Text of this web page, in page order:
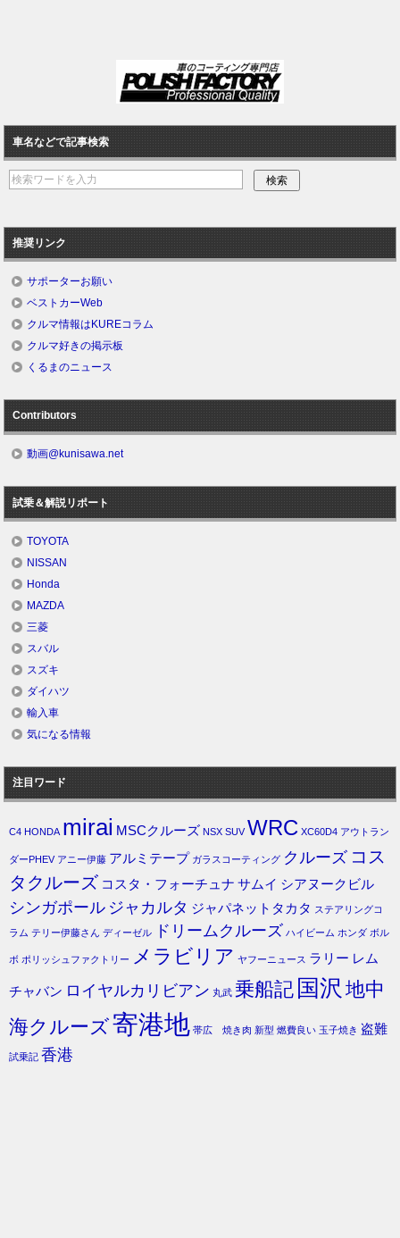
車名などで記事検索
推奨リンク
サポーターお願い
ベストカーWeb
クルマ情報はKUREコラム
クルマ好きの掲示板
くるまのニュース
Contributors
動画@kunisawa.net
試乗＆解説リポート
TOYOTA
NISSAN
Honda
MAZDA
三菱
スバル
スズキ
ダイハツ
輸入車
気になる情報
注目ワード
C4 HONDA mirai MSCクルーズ NSX SUV WRC XC60D4 アウトラン
ダーPHEV アニー伊藤 アルミテープ ガラスコーティング クルーズ コス
タクルーズ コスタ・フォーチュナ サムイ シアヌークビル
シンガポール ジャカルタ ジャパネットタカタ ステアリングコ
ラム テリー伊藤さん ディーゼル ドリームクルーズ ハイビーム ホンダ ボル
ボ ポリッシュファクトリー メラビリア ヤフーニュース ラリー レム
チャバン ロイヤルカリビアン 丸武 乗船記 国沢 地中
海クルーズ寄港地 帯広 焼き肉 新型 燃費良い 玉子焼き 盗難
試乗記 香港